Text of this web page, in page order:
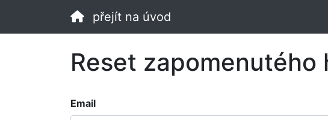
přejít na úvod
Reset zapomenutého
Email